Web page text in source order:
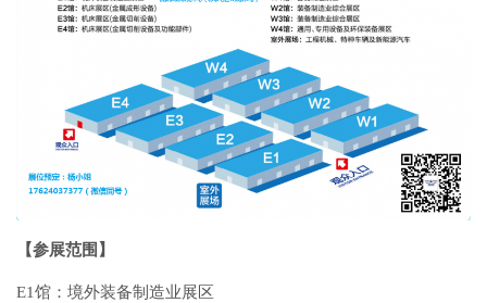
【参展范围】
E1馆：境外装备制造业展区